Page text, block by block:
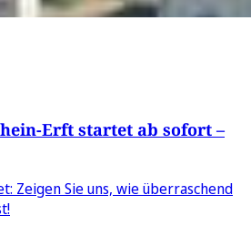
Erft startet ab sofort –
Zeigen Sie uns, wie überraschend